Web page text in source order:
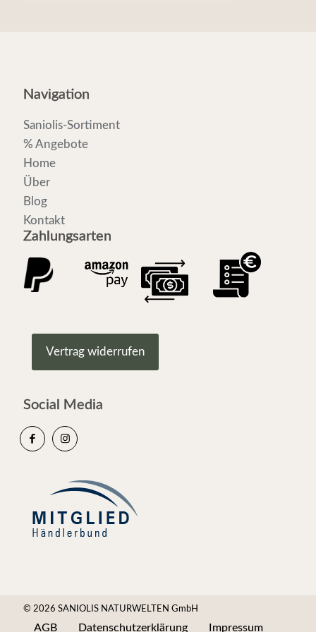
Navigation
Saniolis-Sortiment
% Angebote
Home
Über
Blog
Kontakt
Zahlungsarten
Vertrag widerrufen
Social Media
© 2026 SANIOLIS NATURWELTEN GmbH
AGB Datenschutzerklärung Impressum